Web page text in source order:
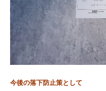
今後の落下防止策として